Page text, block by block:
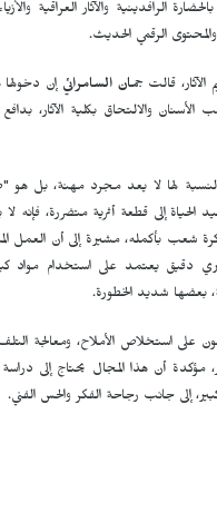
الرافدينية والآثار العراقية
الرقمي الحديث.
قالت جمان السامرائي إن دخولها
والالتحاق بكلية الآثار،
لها لا يعد مجرد مهنة، بل
الحياة إلى قطعة أثرية متضررة، فإنه لا
شعب بأكمله، مشيرة إلى أن العمل
دقيق يعتمد على استخدام مواد
شديد الخطورة.
على استخلاص الأملاح، ومعالجة
مؤكدة أن هذا المجال يحتاج إلى
إلى جانب رجاحة الفكر والحس الفني.